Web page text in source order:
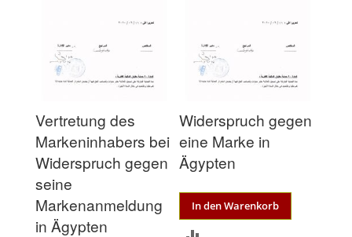
Vertretung des
Markeninhabers bei
Widerspruch gegen
seine
Markenanmeldung
in Ägypten
Widerspruch gegen
eine Marke in
Ägypten
In den Warenkorb